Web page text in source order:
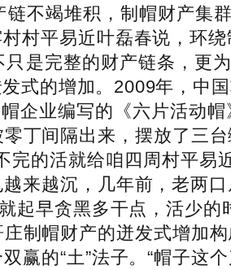
不竭堆积，制帽财产集
村平易近叶磊春说，环
是完整的财产链条，更
式的增加。2009年，中
企业编写的《六片活动
丁间隔出来，摆放了三
的活就给咱四周村平
来越沉，几年前，老两
起早贪黑多干点，活少
制帽财产的迸发式增加
赢的“土”法子。“帽子这